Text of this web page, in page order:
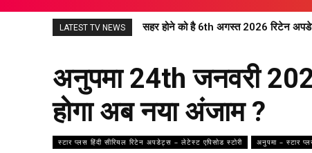
LATEST TV NEWS सहर होने को है 6th अगस्त 2026 रिटेन
महादेव एंड संस रिटेन अपडेट 6th अगस्त
अनुपमा 24th जनवरी
होगा अब नया अंजाम ?
स्टार प्लस हिंदी सीरियल रिटेन अपडेट्स – लेटेस्ट एपिसोड स्टोरी अनुपमा – स्टार